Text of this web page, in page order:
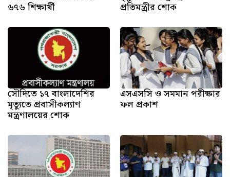
৬৭৬ শিক্ষার্থী প্রতিমন্ত্রীর শোক
সৌ‌দিতে ১৭ বাংলাদেশির
মৃত্যুতে প্রবাসীকল্যাণ
মন্ত্রণালয়ের শোক
এসএসসি ও সমমান পরীক্ষার
ফল প্রকাশ